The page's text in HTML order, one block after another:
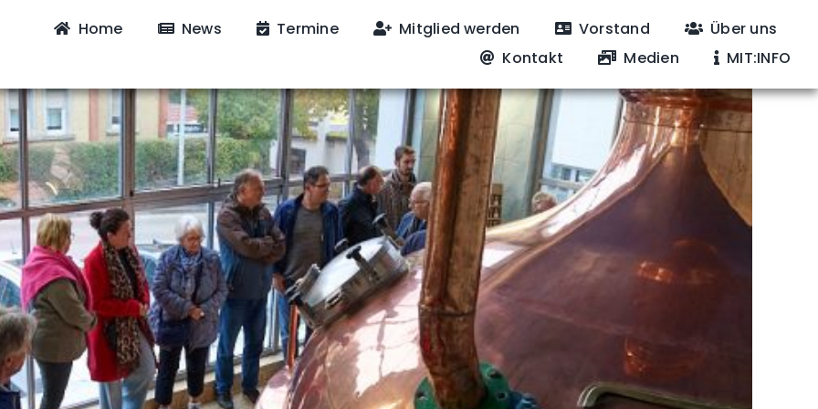
Home News Termine Mitglied werden Vorstand
Über uns
Kontakt
Medien MIT:INFO